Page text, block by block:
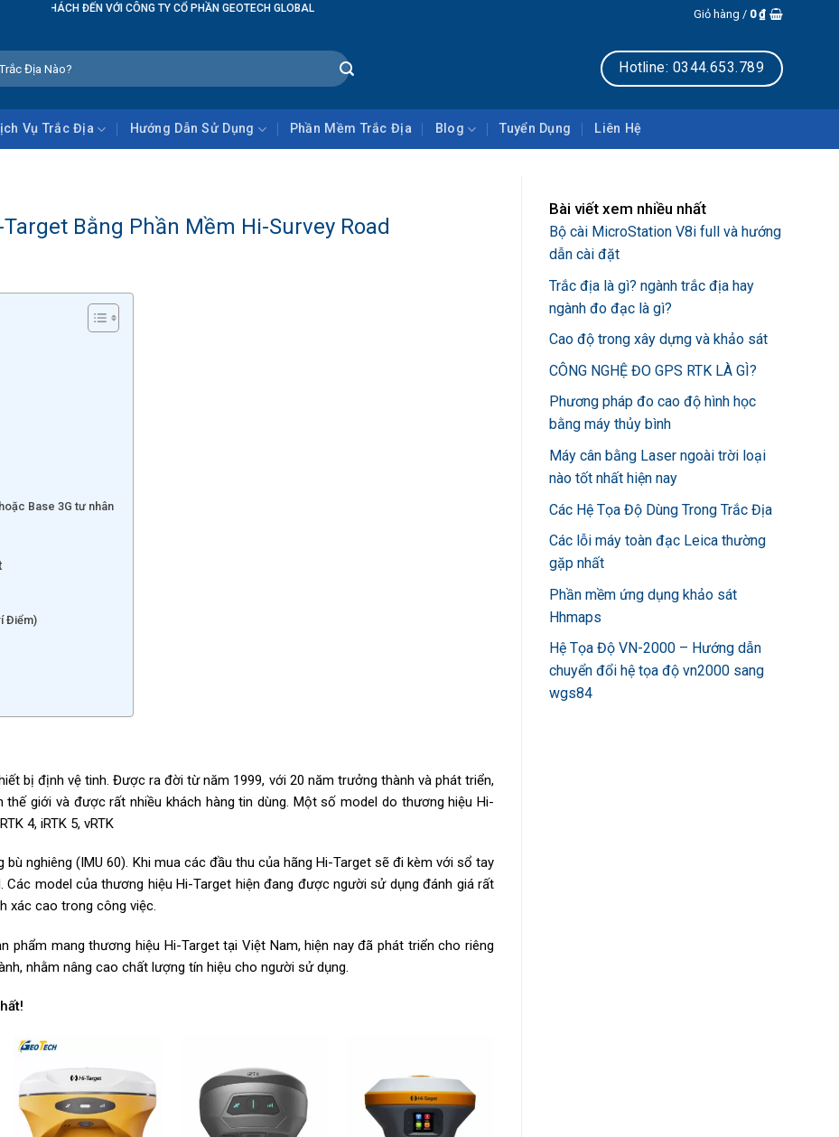
CỔ PHẦN GEOTECH GLOBAL Giỏ hàng / 0₫
Hotline: 0344.653.789
Vụ Trắc Địa Hướng Dẫn Sử Dụng Phần Mềm Trắc Địa Blog Tuyển Dụng Liên Hệ
Bằng Phần Mềm Hi-Survey Road
Base 3G tư nhân
Điểm)
bị định vệ tinh. Được ra đời từ năm 1999, với 20 năm trưởng thành và phát triển,
giới và được rất nhiều khách hàng tin dùng. Một số model do thương hiệu Hi-
4, iRTK 5, vRTK
nghiêng (IMU 60). Khi mua các đầu thu của hãng Hi-Target sẽ đi kèm với sổ tay
Các model của thương hiệu Hi-Target hiện đang được người sử dụng đánh giá rất
xác cao trong công việc.
mang thương hiệu Hi-Target tại Việt Nam, hiện nay đã phát triển cho riêng
nhằm nâng cao chất lượng tín hiệu cho người sử dụng.
Bài viết xem nhiều nhất
Bộ cài MicroStation V8i full và hướng
dẫn cài đặt
Trắc địa là gì? ngành trắc địa hay
ngành đo đạc là gì?
Cao độ trong xây dựng và khảo sát
CÔNG NGHỆ ĐO GPS RTK LÀ GÌ?
Phương pháp đo cao độ hình học
bằng máy thủy bình
Máy cân bằng Laser ngoài trời loại
nào tốt nhất hiện nay
Các Hệ Tọa Độ Dùng Trong Trắc Địa
Các lỗi máy toàn đạc Leica thường
gặp nhất
Phần mềm ứng dụng khảo sát
Hhmaps
Hệ Tọa Độ VN-2000 – Hướng dẫn
chuyển đổi hệ tọa độ vn2000 sang
wgs84